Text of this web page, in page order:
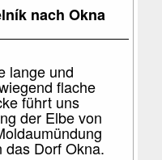
nach Okna
lange und
flache
führt uns
der Elbe von
das Dorf Okna.